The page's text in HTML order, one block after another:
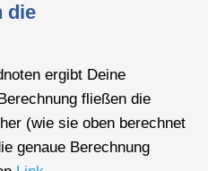
die
ergibt Deine
fließen die
(wie sie oben berechnet
genaue Berechnung